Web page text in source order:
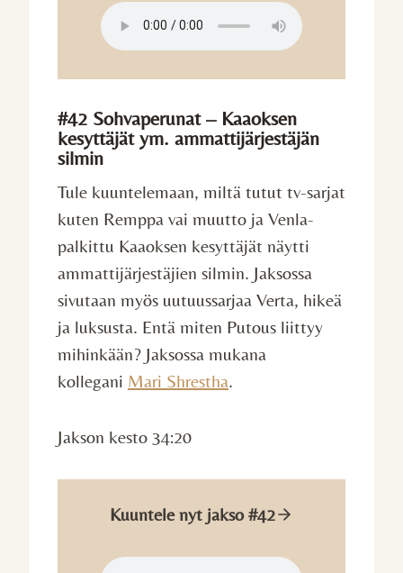
#42 Sohvaperunat – Kaaoksen
kesyttäjät ym. ammattijärjestäjän
silmin
Tule kuuntelemaan, miltä tutut tv-sarjat
kuten Remppa vai muutto ja Venla-
palkittu Kaaoksen kesyttäjät näytti
ammattijärjestäjien silmin. Jaksossa
sivutaan myös uutuussarjaa Verta, hikeä
ja luksusta. Entä miten Putous liittyy
mihinkään? Jaksossa mukana
kollegani Mari Shrestha.
Jakson kesto 34:20
Kuuntele nyt jakso #42